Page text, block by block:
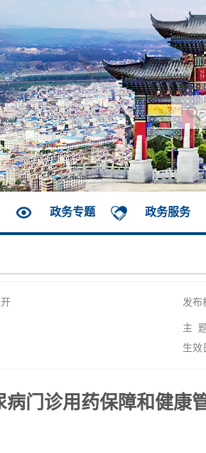
政务专题 政务服务
发布
主
生效
门诊用药保障和健康